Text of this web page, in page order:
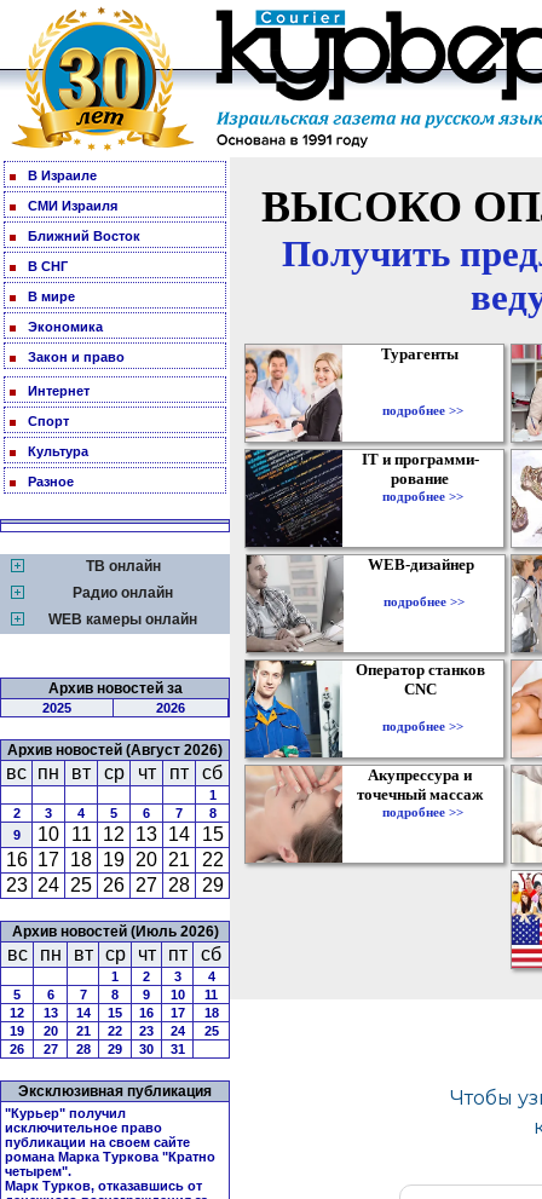
В Израиле
СМИ Израиля
Ближний Восток
В СНГ
В мире
Экономика
Закон и право
Интернет
Спорт
Культура
Разное
ТВ онлайн
Радио онлайн
WEB камеры онлайн
Архив новостей за
2025 2026
Архив новостей (Август 2026)
вс пн вт ср чт пт сб
1
2
3 4 5 6 7
8
9
10 11 12 13 14
15
16 17 18 19 20 21
22
23 24 25 26 27 28 29
Архив новостей (Июль 2026)
вс пн вт ср чт пт сб
1 2 3
4
5
6 7 8 9 10
11
12
13 14 15 16 17
18
19
20 21 22 23 24
25
26
27 28 29 30 31
Эксклюзивная публикация
"Курьер" получил
исключительное право
публикации на своем сайте
романа Марка Туркова "Кратно
четырем".
Марк Турков, отказавшись от
ВЫСОКО
Получить
Турагенты
подробнее >>
IT и программи-
рование
подробнее >>
WEB-дизайнер
подробнее >>
Оператор станков
CNC
подробнее >>
Акупрессура и
точечный массаж
подробнее >>